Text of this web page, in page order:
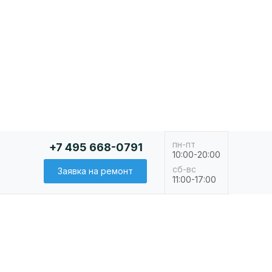
пн-пт
сб-вс
10:00-20:00
11:00-17:00
+7 495 668-0791
Заявка на ремонт